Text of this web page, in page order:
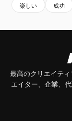
楽しい 成功
最高のクリエイテ
エイター、企業、